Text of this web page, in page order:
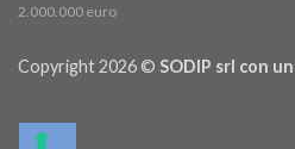
2.000.000 euro
Copyright 2026 © SODIP srl con